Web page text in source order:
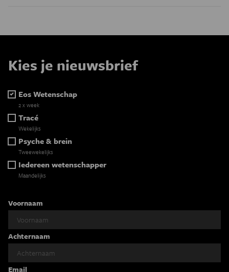
Kies je nieuwsbrief
Eos Wetenschap
2 x week
Tracé
Wekelijks
Psyche & brein
Tweewekelijks
Iedereen wetenschapper
Maandelijks
Voornaam
Achternaam
Email